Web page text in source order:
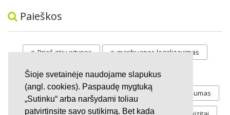
Šioje svetainėje naudojame slapukus
(angl. cookies). Paspaudę mygtuką
„Sutinku“ arba naršydami toliau
patvirtinsite savo sutikimą. Bet kada
Paieškos
Prieš gėju eitynes marihuanos legalizavimas
STOP vaiku atemimas
Pilnos moksleivių vasaros atostogos referendumas